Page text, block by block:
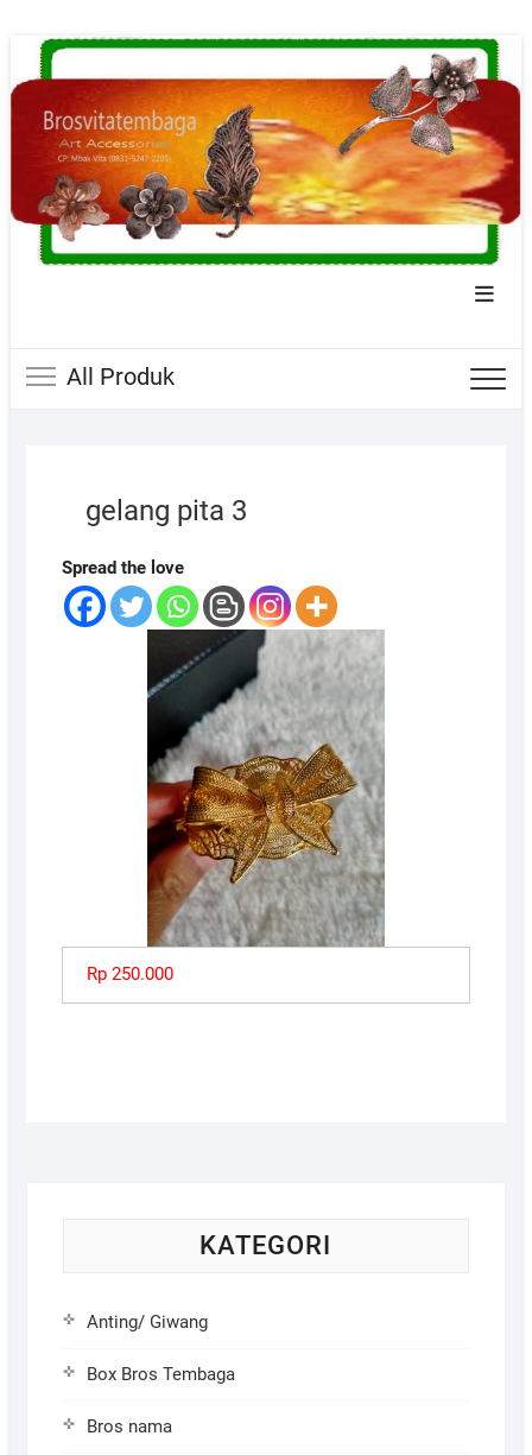
Skip
to
content
All Produk
gelang pita 3
Spread the love
Rp 250.000
KATEGORI
Anting/ Giwang
Box Bros Tembaga
Bros nama